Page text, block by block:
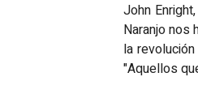
John
Naranjo nos
la
"Aquellos